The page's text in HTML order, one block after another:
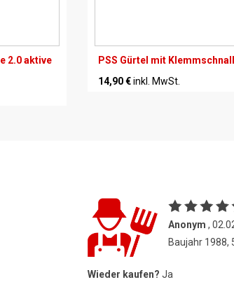
2.0 aktive
PSS Gürtel mit
14,90 €inkl. MwSt.
Anonym ,
Baujahr 1988,
Wieder kaufen? Ja